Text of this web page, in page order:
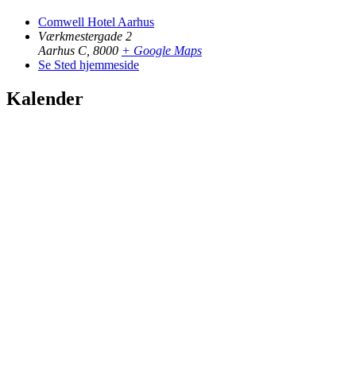
Comwell Hotel Aarhus
Værkmestergade 2
Aarhus C 8000 + Google Maps
Se Sted hjemmeside
Kalender